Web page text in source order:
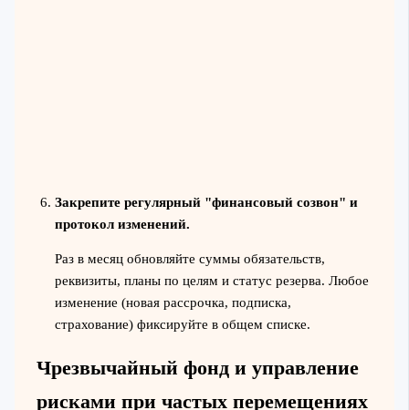
Закрепите регулярный "финансовый созвон" и
протокол изменений.
Раз в месяц обновляйте суммы обязательств,
реквизиты, планы по целям и статус резерва. Любое
изменение (новая рассрочка, подписка,
страхование) фиксируйте в общем списке.
Чрезвычайный фонд и управление
рисками при частых перемещениях